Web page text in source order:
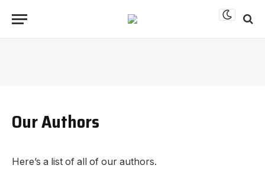
Our Authors
Here’s a list of all of our authors.